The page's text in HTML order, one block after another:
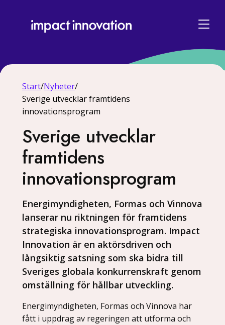
Start/Nyheter/
Sverige utvecklar framtidens
innovationsprogram
Sverige utvecklar
framtidens
innovationsprogram
Energimyndigheten, Formas och Vinnova
lanserar nu riktningen för framtidens
strategiska innovationsprogram. Impact
Innovation är en aktörsdriven och
långsiktig satsning som ska bidra till
Sveriges globala konkurrenskraft genom
omställning för hållbar utveckling.
Energimyndigheten, Formas och Vinnova har
fått i uppdrag av regeringen att utforma och